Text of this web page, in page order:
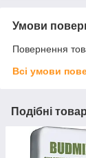
Умови
Повернення
Всі умови
Подібні